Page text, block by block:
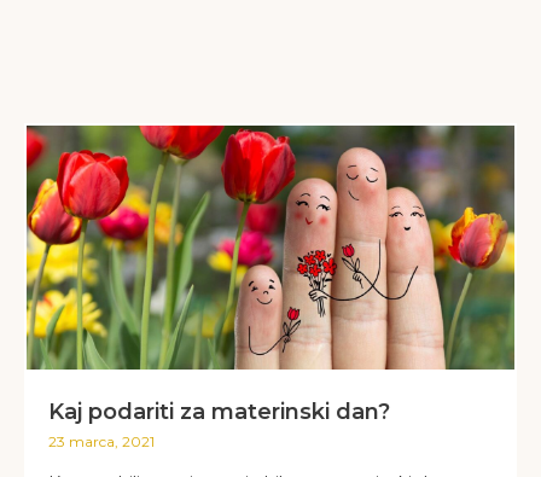
Kaj podariti za materinski dan?
23 marca, 2021